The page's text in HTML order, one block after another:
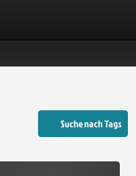
Suche nach Tags